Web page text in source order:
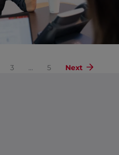
3 … 5 Next